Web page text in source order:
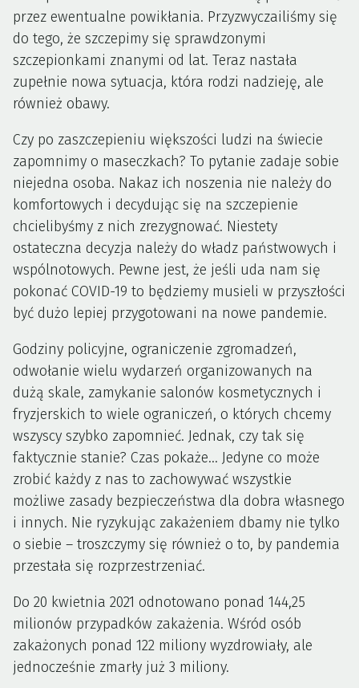
przez ewentualne powikłania. Przyzwyczailiśmy się
do tego, że szczepimy się sprawdzonymi
szczepionkami znanymi od lat. Teraz nastała
zupełnie nowa sytuacja, która rodzi nadzieję, ale
również obawy.
Czy po zaszczepieniu większości ludzi na świecie
zapomnimy o maseczkach? To pytanie zadaje sobie
niejedna osoba. Nakaz ich noszenia nie należy do
komfortowych i decydując się na szczepienie
chcielibyśmy z nich zrezygnować. Niestety
ostateczna decyzja należy do władz państwowych i
wspólnotowych. Pewne jest, że jeśli uda nam się
pokonać COVID-19 to będziemy musieli w przyszłości
być dużo lepiej przygotowani na nowe pandemie.
Godziny policyjne, ograniczenie zgromadzeń,
odwołanie wielu wydarzeń organizowanych na
dużą skale, zamykanie salonów kosmetycznych i
fryzjerskich to wiele ograniczeń, o których chcemy
wszyscy szybko zapomnieć. Jednak, czy tak się
faktycznie stanie? Czas pokaże… Jedyne co może
zrobić każdy z nas to zachowywać wszystkie
możliwe zasady bezpieczeństwa dla dobra własnego
i innych. Nie ryzykując zakażeniem dbamy nie tylko
o siebie – troszczymy się również o to, by pandemia
przestała się rozprzestrzeniać.
Do 20 kwietnia 2021 odnotowano ponad 144,25
milionów przypadków zakażenia. Wśród osób
zakażonych ponad 122 miliony wyzdrowiały, ale
jednocześnie zmarły już 3 miliony.